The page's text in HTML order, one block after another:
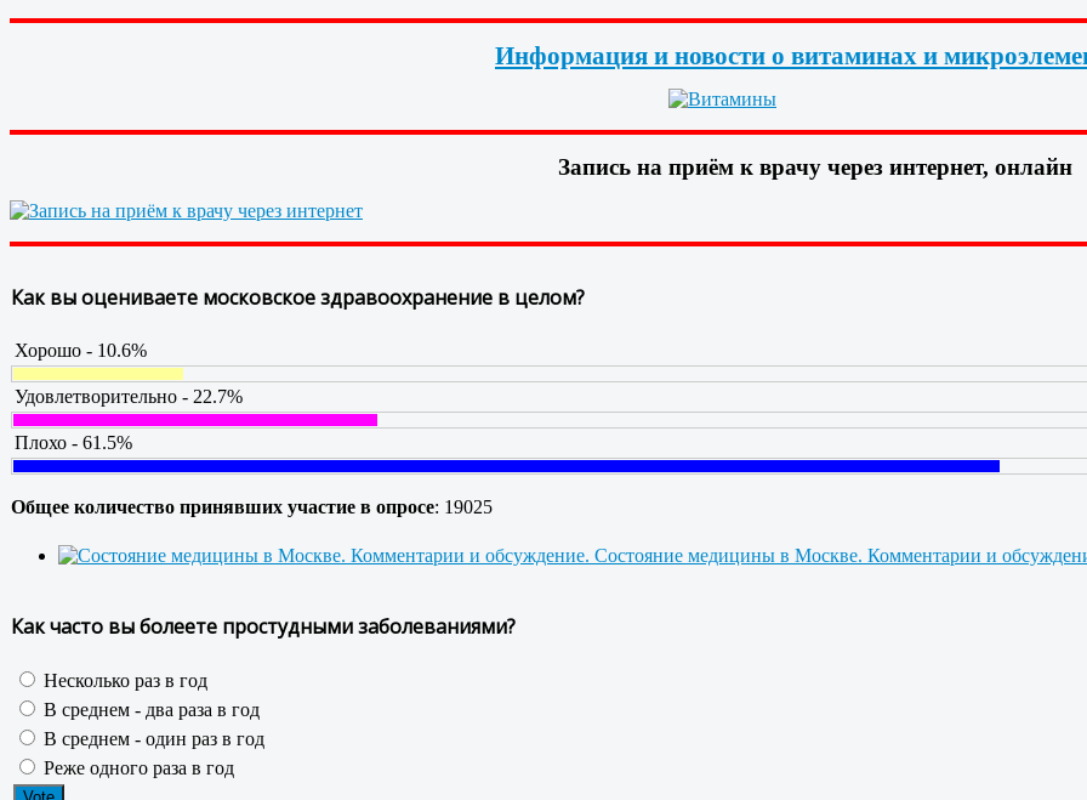
Информация и новости о витаминах и
Запись на приём к врачу через интернет, онлайн
Как вы оцениваете московское здравоохранение в целом?
Хорошо - 10.6%
Удовлетворительно - 22.7%
Плохо - 61.5%
Общее количество принявших участие в опросе: 19025
Состояние медицины в Москве. Комментарии и
Как часто вы болеете простудными заболеваниями?
Несколько раз в год
В среднем - два раза в год
В среднем - один раз в год
Реже одного раза в год